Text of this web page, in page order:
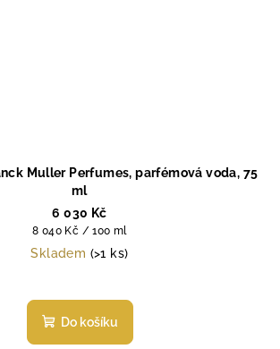
Muller Perfumes, parfémová voda, 75
ml
6 030 Kč
Měrná
cena:
8 040 Kč / 100 ml
Skladem (>1 ks)
Do košíku